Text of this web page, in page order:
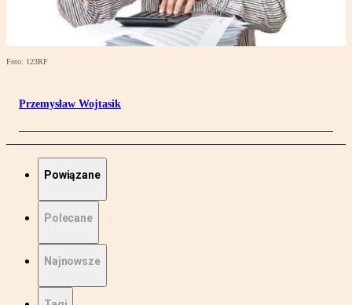
Foto: 123RF
Przemysław Wojtasik
Powiązane
Polecane
Najnowsze